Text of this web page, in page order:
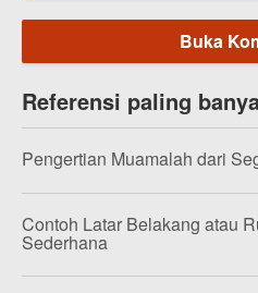
Buka
Referensi paling
Pengertian Muamalah dari
Contoh Latar Belakang atau
Sederhana